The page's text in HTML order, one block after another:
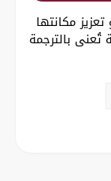
مكانتها
تُعنى بالترجمة